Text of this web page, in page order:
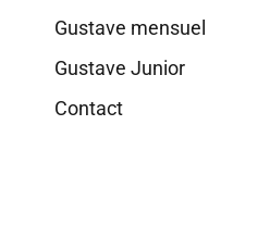
Gustave mensuel
Gustave Junior
Contact